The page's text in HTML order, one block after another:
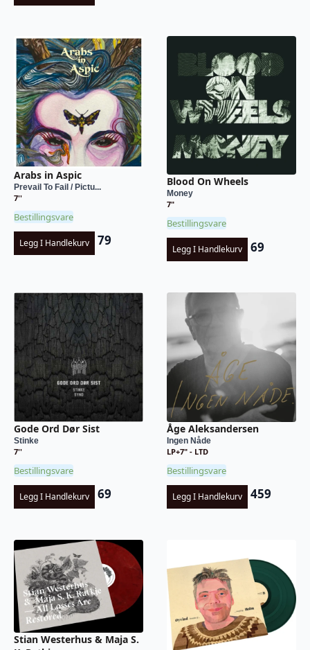
Arabs in Aspic
Prevail To Fail / Pictu...
7''
Bestillingsvare
Legg I Handlekurv 79
Blood On Wheels
Money
7"
Bestillingsvare
Legg I Handlekurv 69
Gode Ord Dør Sist
Stinke
7''
Bestillingsvare
Legg I Handlekurv 69
Åge Aleksandersen
Ingen Nåde
LP+7" - LTD
Bestillingsvare
Legg I Handlekurv 459
Stian Westerhus & Maja S.